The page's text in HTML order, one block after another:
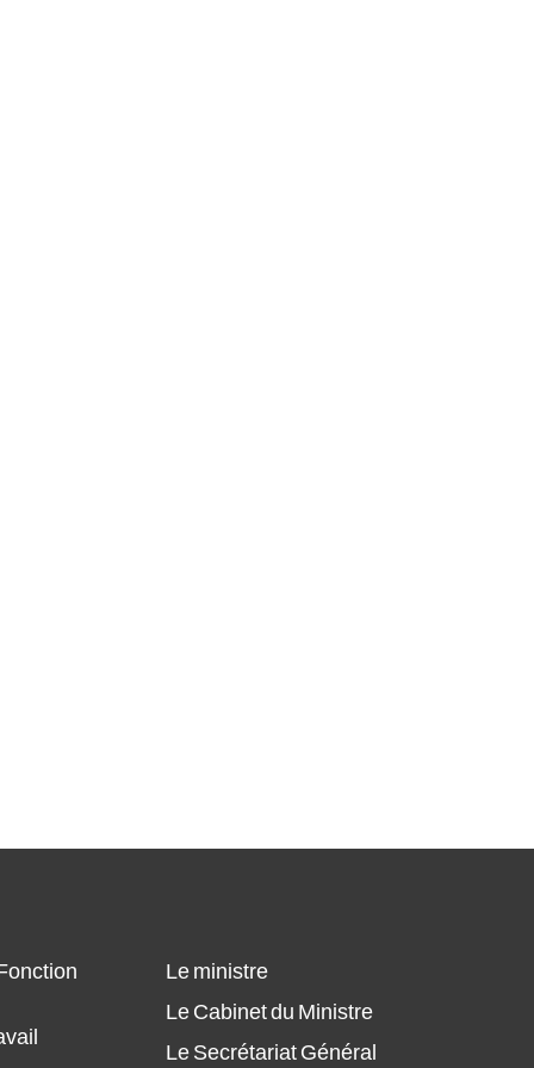
Le ministre
Le Cabinet du Ministre
Le Secrétariat Général